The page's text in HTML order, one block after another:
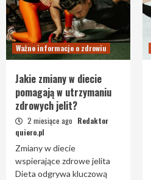
Ważne informacje o zdrowiu
Jakie zmiany w diecie
pomagają w utrzymaniu
zdrowych jelit?
2 miesiące ago Redaktor
quiero.pl
Zmiany w diecie
wspierające zdrowe jelita
Dieta odgrywa kluczową